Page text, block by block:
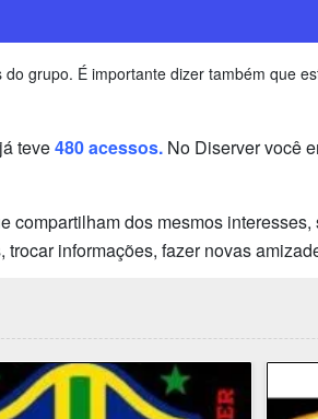
grupo. É importante dizer também que
teve480 acessos. No Diserver você
compartilham dos mesmos
informações, fazer novas